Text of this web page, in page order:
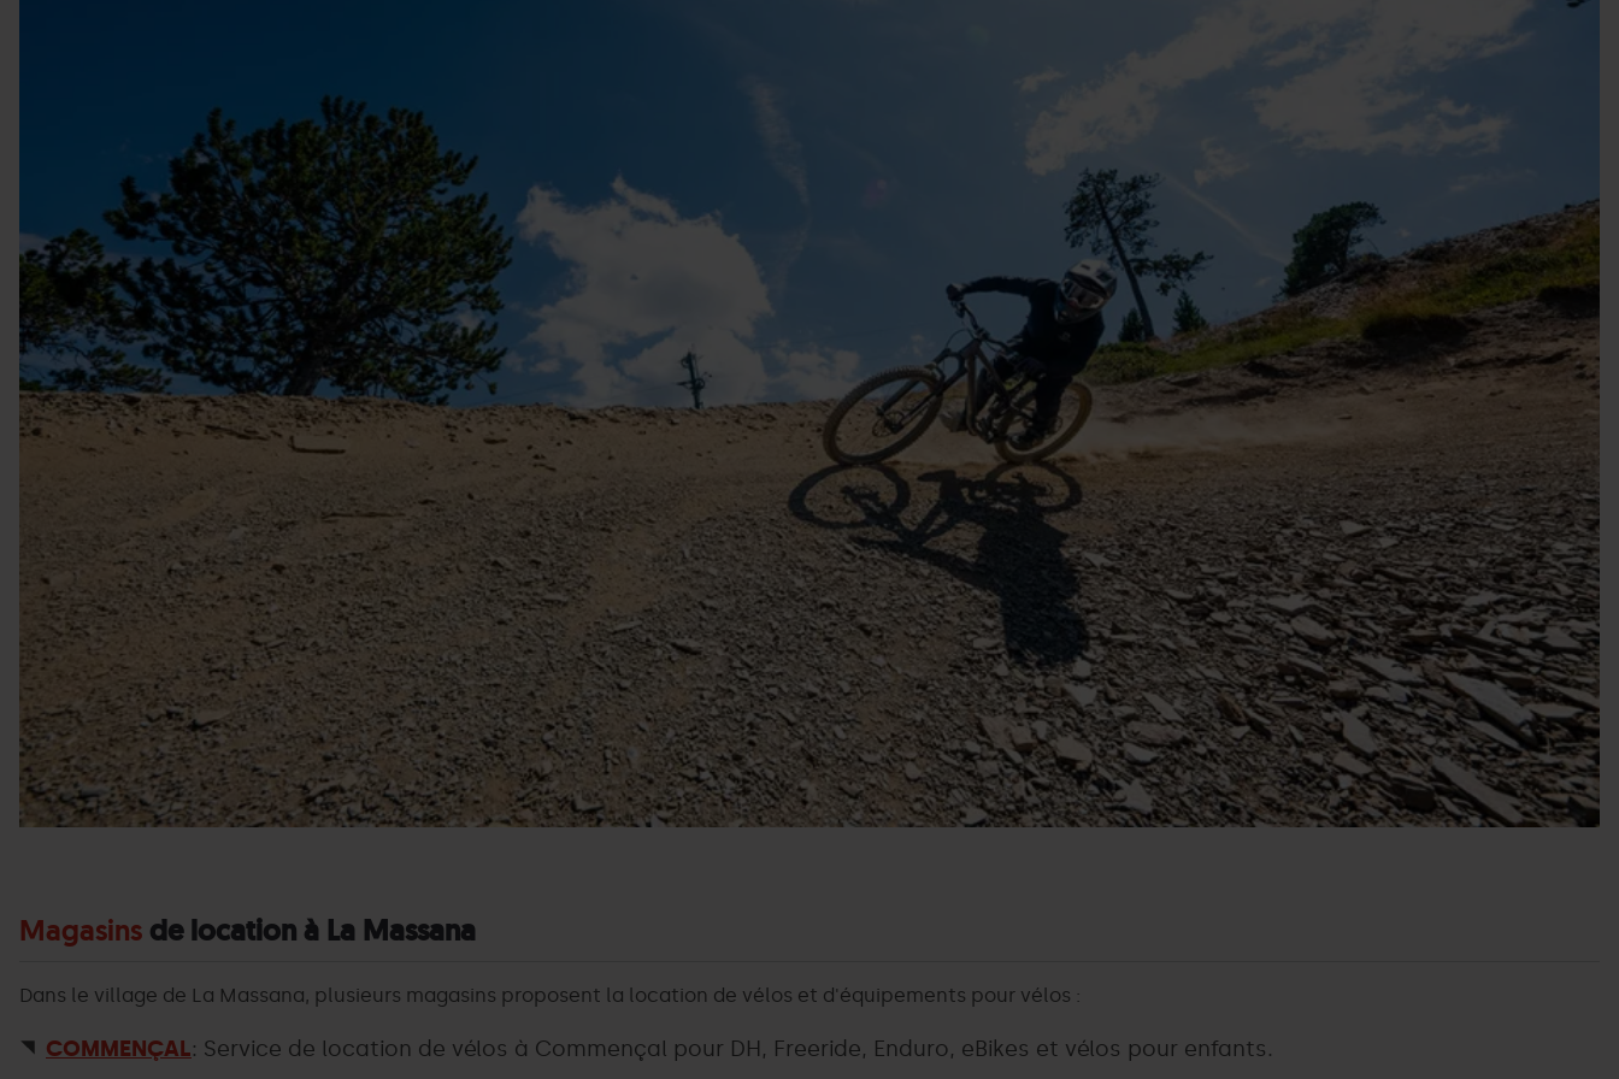
Magasins de location à La Massana
Dans le village de La Massana, plusieurs magasins proposent la location de vélos et d'équipements pour vélos :
COMMENÇAL: Service de location de vélos à Commençal pour DH, Freeride, Enduro, eBikes et vélos pour enfants.